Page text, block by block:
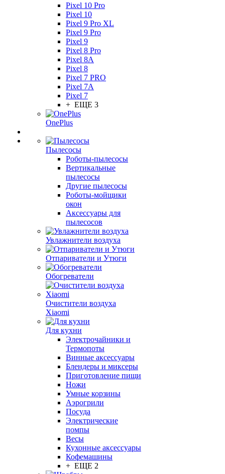
Pixel 10 Pro
Pixel 10
Pixel 9 Pro XL
Pixel 9 Pro
Pixel 9
Pixel 8 Pro
Pixel 8A
Pixel 8
Pixel 7 PRO
Pixel 7A
Pixel 7
+ ЕЩЕ 3
OnePlus
Пылесосы
Роботы-пылесосы
Вертикальные
пылесосы
Другие пылесосы
Роботы-мойщики
окон
Аксессуары для
пылесосов
Увлажнители воздуха
Отпариватели и Утюги
Обогреватели
Очистители воздуха
Xiaomi
Для кухни
Электрочайники и
Термопоты
Винные аксессуары
Блендеры и миксеры
Приготовление пищи
Ножи
Умные корзины
Аэрогрили
Посуда
Электрические
помпы
Весы
Кухонные аксессуары
Кофемашины
+ ЕЩЕ 2